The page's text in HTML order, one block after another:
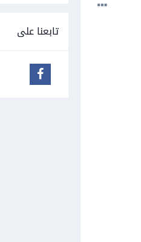
تابعنا على